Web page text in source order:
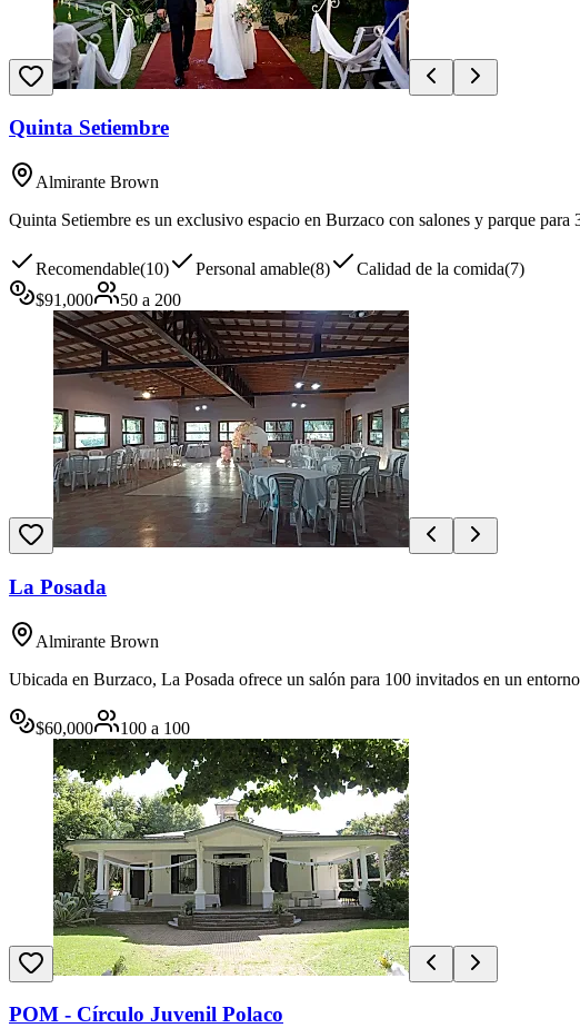
Quinta Setiembre
Almirante Brown
Quinta Setiembre es un exclusivo espacio en Burzaco con salones y parque
Recomendable(10) Personal amable(8) Calidad de la comida(7)
$91,000 50 a 200
La Posada
Almirante Brown
Ubicada en Burzaco, La Posada ofrece un salón para 100 invitados en un
$60,000 100 a 100
POM - Círculo Juvenil Polaco